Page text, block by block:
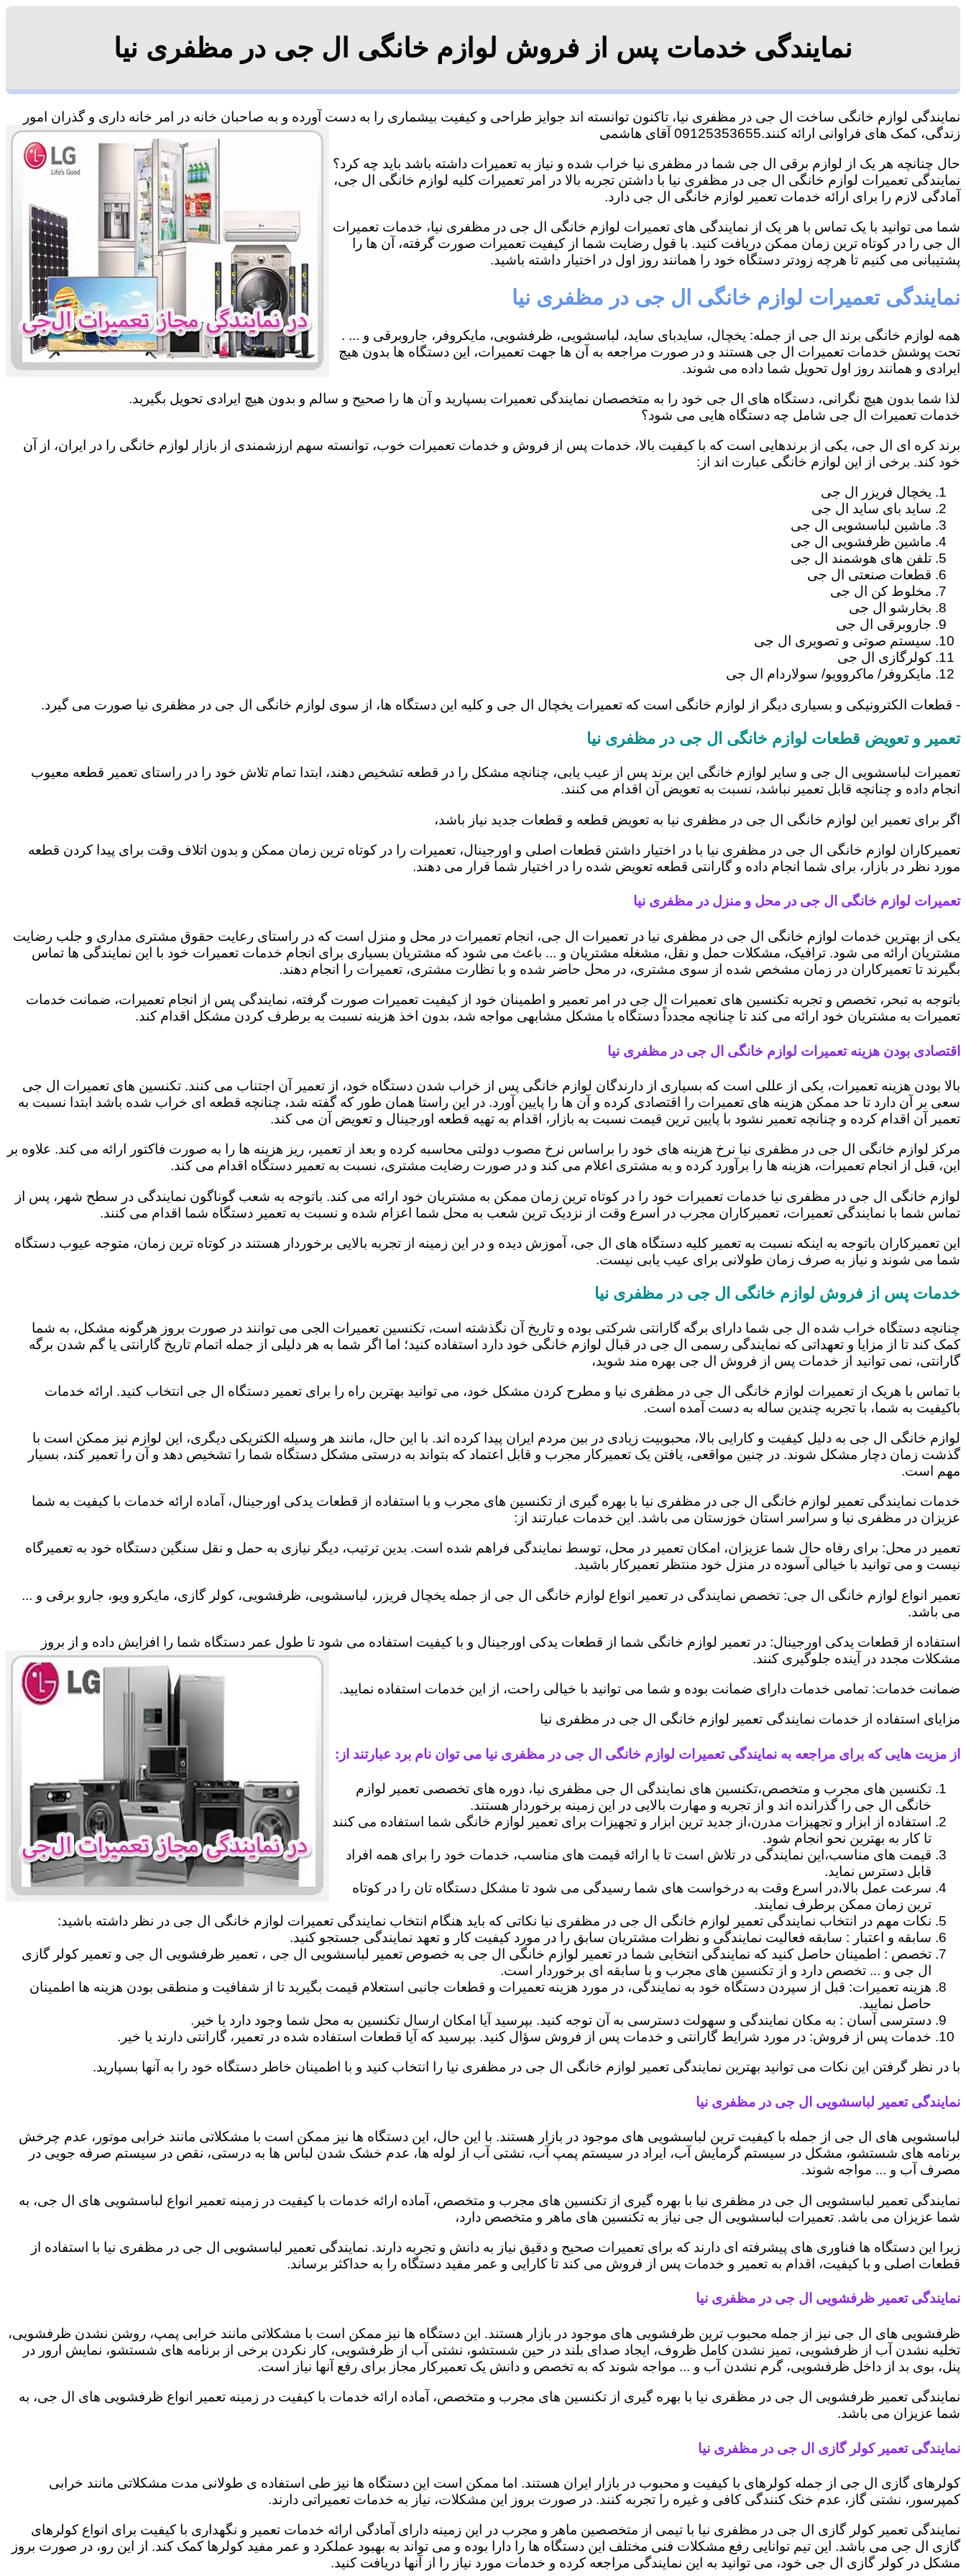
نمایندگی خدمات پس از فروش لوازم خانگی ال جی در مظفری نیا
نمایندگی لوازم خانگی ساخت ال جی در مظفری نیا، تاکنون توانسته اند جوایز طراحی و کیفیت بیشماری را به دست آورده و به صاحبان خانه در امر خانه داری و گذران امور
زندگی، کمک های فراوانی ارائه کنند.09125353655 آقای هاشمی
حال چنانچه هر یک از لوازم برقی ال جی شما در مظفری نیا خراب شده و نیاز به تعمیرات داشته باشد باید چه کرد؟
نمایندگی تعمیرات لوازم خانگی ال جی در مظفری نیا با داشتن تجربه بالا در امر تعمیرات کلیه لوازم خانگی ال جی،
آمادگی لازم را برای ارائه خدمات تعمیر لوازم خانگی ال جی دارد.
شما می توانید با یک تماس با هر یک از نمایندگی های تعمیرات لوازم خانگی ال جی در مظفری نیا، خدمات تعمیرات
ال جی را در کوتاه ترین زمان ممکن دریافت کنید. با قول رضایت شما از کیفیت تعمیرات صورت گرفته، آن ها را
پشتیبانی می کنیم تا هرچه زودتر دستگاه خود را همانند روز اول در اختیار داشته باشید.
نمایندگی تعمیرات لوازم خانگی ال جی در مظفری نیا
همه لوازم خانگی برند ال جی از جمله: یخچال، سایدبای ساید، لباسشویی، ظرفشویی، مایکروفر، جاروبرقی و ... .
تحت پوشش خدمات تعمیرات ال جی هستند و در صورت مراجعه به آن ها جهت تعمیرات، این دستگاه ها بدون هیچ
ایرادی و همانند روز اول تحویل شما داده می شوند.
لذا شما بدون هیچ نگرانی، دستگاه های ال جی خود را به متخصصان نمایندگی تعمیرات بسپارید و آن ها را صحیح و سالم و بدون هیچ ایرادی تحویل بگیرید.
خدمات تعمیرات ال جی شامل چه دستگاه هایی می شود؟
برند کره ای ال جی، یکی از برندهایی است که با کیفیت بالا، خدمات پس از فروش و خدمات تعمیرات خوب، توانسته سهم ارزشمندی از بازار لوازم خانگی را در ایران، از آن
خود کند. برخی از این لوازم خانگی عبارت اند از:
یخچال فریزر ال جی
ساید بای ساید ال جی
ماشین لباسشویی ال جی
ماشین ظرفشویی ال جی
تلفن های هوشمند ال جی
قطعات صنعتی ال جی
مخلوط کن ال جی
بخارشو ال جی
جاروبرقی ال جی
سیستم صوتی و تصویری ال جی
کولرگازی ال جی
مایکروفر/ ماکروویو/ سولاردام ال جی
- قطعات الکترونیکی و بسیاری دیگر از لوازم خانگی است که تعمیرات یخچال ال جی و کلیه این دستگاه ها، از سوی لوازم خانگی ال جی در مظفری نیا صورت می گیرد.
تعمیر و تعویض قطعات لوازم خانگی ال جی در مظفری نیا
تعمیرات لباسشویی ال جی و سایر لوازم خانگی این برند پس از عیب یابی، چنانچه مشکل را در قطعه تشخیص دهند، ابتدا تمام تلاش خود را در راستای تعمیر قطعه معیوب
انجام داده و چنانچه قابل تعمیر نباشد، نسبت به تعویض آن اقدام می کنند.
اگر برای تعمیر این لوازم خانگی ال جی در مظفری نیا به تعویض قطعه و قطعات جدید نیاز باشد،
تعمیرکاران لوازم خانگی ال جی در مظفری نیا با در اختیار داشتن قطعات اصلی و اورجینال، تعمیرات را در کوتاه ترین زمان ممکن و بدون اتلاف وقت برای پیدا کردن قطعه
مورد نظر در بازار، برای شما انجام داده و گارانتی قطعه تعویض شده را در اختیار شما قرار می دهند.
تعمیرات لوازم خانگی ال جی در محل و منزل در مظفری نیا
یکی از بهترین خدمات لوازم خانگی ال جی در مظفری نیا در تعمیرات ال جی، انجام تعمیرات در محل و منزل است که در راستای رعایت حقوق مشتری مداری و جلب رضایت
مشتریان ارائه می شود. ترافیک، مشکلات حمل و نقل، مشغله مشتریان و ... باعث می شود که مشتریان بسیاری برای انجام خدمات تعمیرات خود با این نمایندگی ها تماس
بگیرند تا تعمیرکاران در زمان مشخص شده از سوی مشتری، در محل حاضر شده و با نظارت مشتری، تعمیرات را انجام دهند.
باتوجه به تبحر، تخصص و تجربه تکنسین های تعمیرات ال جی در امر تعمیر و اطمینان خود از کیفیت تعمیرات صورت گرفته، نمایندگی پس از انجام تعمیرات، ضمانت خدمات
تعمیرات به مشتریان خود ارائه می کند تا چنانچه مجدداً دستگاه با مشکل مشابهی مواجه شد، بدون اخذ هزینه نسبت به برطرف کردن مشکل اقدام کند.
اقتصادی بودن هزینه تعمیرات لوازم خانگی ال جی در مظفری نیا
بالا بودن هزینه تعمیرات، یکی از عللی است که بسیاری از دارندگان لوازم خانگی پس از خراب شدن دستگاه خود، از تعمیر آن اجتناب می کنند. تکنسین های تعمیرات ال جی
سعی بر آن دارد تا حد ممکن هزینه های تعمیرات را اقتصادی کرده و آن ها را پایین آورد. در این راستا همان طور که گفته شد، چنانچه قطعه ای خراب شده باشد ابتدا نسبت به
تعمیر آن اقدام کرده و چنانچه تعمیر نشود با پایین ترین قیمت نسبت به بازار، اقدام به تهیه قطعه اورجینال و تعویض آن می کند.
مرکز لوازم خانگی ال جی در مظفری نیا نرخ هزینه های خود را براساس نرخ مصوب دولتی محاسبه کرده و بعد از تعمیر، ریز هزینه ها را به صورت فاکتور ارائه می کند. علاوه بر
این، قبل از انجام تعمیرات، هزینه ها را برآورد کرده و به مشتری اعلام می کند و در صورت رضایت مشتری، نسبت به تعمیر دستگاه اقدام می کند.
لوازم خانگی ال جی در مظفری نیا خدمات تعمیرات خود را در کوتاه ترین زمان ممکن به مشتریان خود ارائه می کند. باتوجه به شعب گوناگون نمایندگی در سطح شهر، پس از
تماس شما با نمایندگی تعمیرات، تعمیرکاران مجرب در اسرع وقت از نزدیک ترین شعب به محل شما اعزام شده و نسبت به تعمیر دستگاه شما اقدام می کنند.
این تعمیرکاران باتوجه به اینکه نسبت به تعمیر کلیه دستگاه های ال جی، آموزش دیده و در این زمینه از تجربه بالایی برخوردار هستند در کوتاه ترین زمان، متوجه عیوب دستگاه
شما می شوند و نیاز به صرف زمان طولانی برای عیب یابی نیست.
خدمات پس از فروش لوازم خانگی ال جی در مظفری نیا
چنانچه دستگاه خراب شده ال جی شما دارای برگه گارانتی شرکتی بوده و تاریخ آن نگذشته است، تکنسین تعمیرات الجی می توانند در صورت بروز هرگونه مشکل، به شما
کمک کند تا از مزایا و تعهداتی که نمایندگی رسمی ال جی در قبال لوازم خانگی خود دارد استفاده کنید؛ اما اگر شما به هر دلیلی از جمله اتمام تاریخ گارانتی یا گم شدن برگه
گارانتی، نمی توانید از خدمات پس از فروش ال جی بهره مند شوید،
با تماس با هریک از تعمیرات لوازم خانگی ال جی در مظفری نیا و مطرح کردن مشکل خود، می توانید بهترین راه را برای تعمیر دستگاه ال جی انتخاب کنید. ارائه خدمات
باکیفیت به شما، با تجربه چندین ساله به دست آمده است.
لوازم خانگی ال جی به دلیل کیفیت و کارایی بالا، محبوبیت زیادی در بین مردم ایران پیدا کرده اند. با این حال، مانند هر وسیله الکتریکی دیگری، این لوازم نیز ممکن است با
گذشت زمان دچار مشکل شوند. در چنین مواقعی، یافتن یک تعمیرکار مجرب و قابل اعتماد که بتواند به درستی مشکل دستگاه شما را تشخیص دهد و آن را تعمیر کند، بسیار
مهم است.
خدمات نمایندگی تعمیر لوازم خانگی ال جی در مظفری نیا با بهره گیری از تکنسین های مجرب و با استفاده از قطعات یدکی اورجینال، آماده ارائه خدمات با کیفیت به شما
عزیزان در مظفری نیا و سراسر استان خوزستان می باشد. این خدمات عبارتند از:
تعمیر در محل: برای رفاه حال شما عزیزان، امکان تعمیر در محل، توسط نمایندگی فراهم شده است. بدین ترتیب، دیگر نیازی به حمل و نقل سنگین دستگاه خود به تعمیرگاه
نیست و می توانید با خیالی آسوده در منزل خود منتظر تعمیرکار باشید.
تعمیر انواع لوازم خانگی ال جی: تخصص نمایندگی در تعمیر انواع لوازم خانگی ال جی از جمله یخچال فریزر، لباسشویی، ظرفشویی، کولر گازی، مایکرو ویو، جارو برقی و ...
می باشد.
استفاده از قطعات یدکی اورجینال: در تعمیر لوازم خانگی شما از قطعات یدکی اورجینال و با کیفیت استفاده می شود تا طول عمر دستگاه شما را افزایش داده و از بروز
مشکلات مجدد در آینده جلوگیری کنند.
ضمانت خدمات: تمامی خدمات دارای ضمانت بوده و شما می توانید با خیالی راحت، از این خدمات استفاده نمایید.
مزایای استفاده از خدمات نمایندگی تعمیر لوازم خانگی ال جی در مظفری نیا
از مزیت هایی که برای مراجعه به نمایندگی تعمیرات لوازم خانگی ال جی در مظفری نیا می توان نام برد عبارتند از:
تکنسین های مجرب و متخصص،تکنسین های نمایندگی ال جی مظفری نیا، دوره های تخصصی تعمیر لوازم
خانگی ال جی را گذرانده اند و از تجربه و مهارت بالایی در این زمینه برخوردار هستند.
استفاده از ابزار و تجهیزات مدرن،از جدید ترین ابزار و تجهیزات برای تعمیر لوازم خانگی شما استفاده می کنند
تا کار به بهترین نحو انجام شود.
قیمت های مناسب،این نمایندگی در تلاش است تا با ارائه قیمت های مناسب، خدمات خود را برای همه افراد
قابل دسترس نماید.
سرعت عمل بالا،در اسرع وقت به درخواست های شما رسیدگی می شود تا مشکل دستگاه تان را در کوتاه
ترین زمان ممکن برطرف نمایند.
نکات مهم در انتخاب نمایندگی تعمیر لوازم خانگی ال جی در مظفری نیا نکاتی که باید هنگام انتخاب نمایندگی تعمیرات لوازم خانگی ال جی در نظر داشته باشید:
سابقه و اعتبار : سابقه فعالیت نمایندگی و نظرات مشتریان سابق را در مورد کیفیت کار و تعهد نمایندگی جستجو کنید.
تخصص : اطمینان حاصل کنید که نمایندگی انتخابی شما در تعمیر لوازم خانگی ال جی به خصوص تعمیر لباسشویی ال جی ، تعمیر ظرفشویی ال جی و تعمیر کولر گازی
ال جی و ... تخصص دارد و از تکنسین های مجرب و با سابقه ای برخوردار است.
هزینه تعمیرات: قبل از سپردن دستگاه خود به نمایندگی، در مورد هزینه تعمیرات و قطعات جانبی استعلام قیمت بگیرید تا از شفافیت و منطقی بودن هزینه ها اطمینان
حاصل نمایید.
دسترسی آسان : به مکان نمایندگی و سهولت دسترسی به آن توجه کنید. بپرسید آیا امکان ارسال تکنسین به محل شما وجود دارد یا خیر.
خدمات پس از فروش: در مورد شرایط گارانتی و خدمات پس از فروش سؤال کنید. بپرسید که آیا قطعات استفاده شده در تعمیر، گارانتی دارند یا خیر.
با در نظر گرفتن این نکات می توانید بهترین نمایندگی تعمیر لوازم خانگی ال جی در مظفری نیا را انتخاب کنید و با اطمینان خاطر دستگاه خود را به آنها بسپارید.
نمایندگی تعمیر لباسشویی ال جی در مظفری نیا
لباسشویی های ال جی از جمله با کیفیت ترین لباسشویی های موجود در بازار هستند. با این حال، این دستگاه ها نیز ممکن است با مشکلاتی مانند خرابی موتور، عدم چرخش
برنامه های شستشو، مشکل در سیستم گرمایش آب، ایراد در سیستم پمپ آب، نشتی آب از لوله ها، عدم خشک شدن لباس ها به درستی، نقص در سیستم صرفه جویی در
مصرف آب و ... مواجه شوند.
نمایندگی تعمیر لباسشویی ال جی در مظفری نیا با بهره گیری از تکنسین های مجرب و متخصص، آماده ارائه خدمات با کیفیت در زمینه تعمیر انواع لباسشویی های ال جی، به
شما عزیزان می باشد. تعمیرات لباسشویی ال جی نیاز به تکنسین های ماهر و متخصص دارد،
زیرا این دستگاه ها فناوری های پیشرفته ای دارند که برای تعمیرات صحیح و دقیق نیاز به دانش و تجربه دارند. نمایندگی تعمیر لباسشویی ال جی در مظفری نیا با استفاده از
قطعات اصلی و با کیفیت، اقدام به تعمیر و خدمات پس از فروش می کند تا کارایی و عمر مفید دستگاه را به حداکثر برساند.
نمایندگی تعمیر ظرفشویی ال جی در مظفری نیا
ظرفشویی های ال جی نیز از جمله محبوب ترین ظرفشویی های موجود در بازار هستند. این دستگاه ها نیز ممکن است با مشکلاتی مانند خرابی پمپ، روشن نشدن ظرفشویی،
تخلیه نشدن آب از ظرفشویی، تمیز نشدن کامل ظروف، ایجاد صدای بلند در حین شستشو، نشتی آب از ظرفشویی، کار نکردن برخی از برنامه های شستشو، نمایش ارور در
پنل، بوی بد از داخل ظرفشویی، گرم نشدن آب و ... مواجه شوند که به تخصص و دانش یک تعمیرکار مجاز برای رفع آنها نیاز است.
نمایندگی تعمیر ظرفشویی ال جی در مظفری نیا با بهره گیری از تکنسین های مجرب و متخصص، آماده ارائه خدمات با کیفیت در زمینه تعمیر انواع ظرفشویی های ال جی، به
شما عزیزان می باشد.
نمایندگی تعمیر کولر گازی ال جی در مظفری نیا
کولرهای گازی ال جی از جمله کولرهای با کیفیت و محبوب در بازار ایران هستند. اما ممکن است این دستگاه ها نیز طی استفاده ی طولانی مدت مشکلاتی مانند خرابی
کمپرسور، نشتی گاز، عدم خنک کنندگی کافی و غیره را تجربه کنند. در صورت بروز این مشکلات، نیاز به خدمات تعمیراتی دارند.
نمایندگی تعمیر کولر گازی ال جی در مظفری نیا با تیمی از متخصصین ماهر و مجرب در این زمینه دارای آمادگی ارائه خدمات تعمیر و نگهداری با کیفیت برای انواع کولرهای
گازی ال جی می باشد. این تیم توانایی رفع مشکلات فنی مختلف این دستگاه ها را دارا بوده و می تواند به بهبود عملکرد و عمر مفید کولرها کمک کند. از این رو، در صورت بروز
مشکل در کولر گازی ال جی خود، می توانید به این نمایندگی مراجعه کرده و خدمات مورد نیاز را از آنها دریافت کنید.